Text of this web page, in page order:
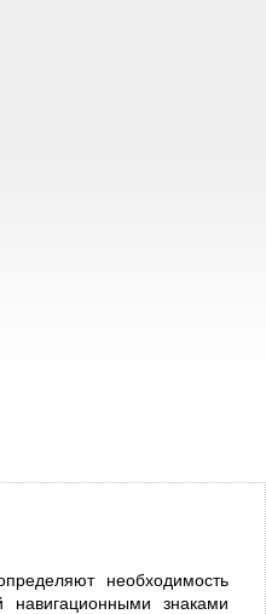
необходимость
навигационными знаками